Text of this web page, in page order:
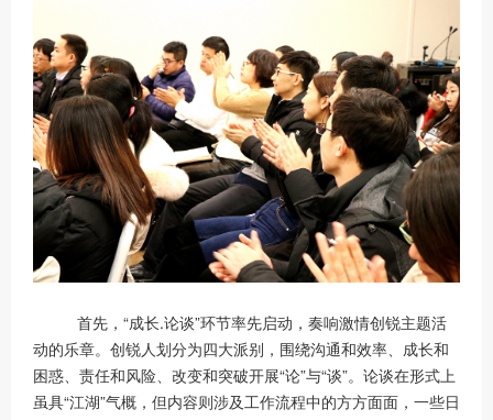
首先，“成长.论谈”环节率先启动，奏响激情创锐主题活
动的乐章。创锐人划分为四大派别，围绕沟通和效率、成长和
困惑、责任和风险、改变和突破开展“论”与“谈”。论谈在形式上
虽具“江湖”气概，但内容则涉及工作流程中的方方面面，一些日